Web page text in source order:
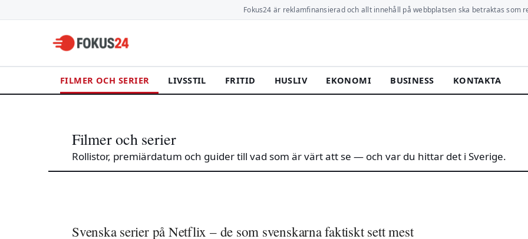
till
Fokus24 är reklamfinansierad och allt innehåll på webbplatsen ska betraktas som
FILMER OCH SERIER LIVSSTIL FRITID HUSLIV EKONOMI BUSINESS KONTAKTA
Filmer och serier
Rollistor, premiärdatum och guider till vad som är värt att se — och var du hittar det i Sverige.
Svenska serier på Netflix – de som svenskarna faktiskt sett mest